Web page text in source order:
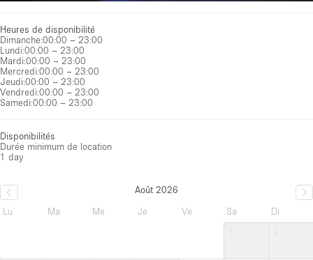
Heures de disponibilité
Dimanche:00:00 – 23:00
Lundi:00:00 – 23:00
Mardi:00:00 – 23:00
Mercredi:00:00 – 23:00
Jeudi:00:00 – 23:00
Vendredi:00:00 – 23:00
Samedi:00:00 – 23:00
Disponibilités
Durée minimum de location
1 day
Août 2026
Lu
Ma Me Je Ve Sa
Di